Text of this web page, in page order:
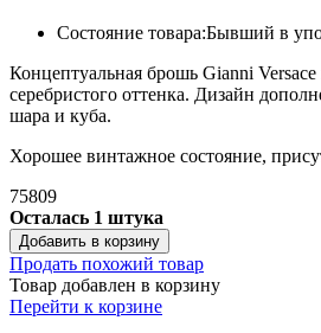
Состояние товара:Бывший в
Концептуальная брошь Gianni
серебристого оттенка. Дизайн
шара и куба.
Хорошее винтажное состояние,
75809
Осталась 1 штука
Добавить в корзину
Продать похожий товар
Товар добавлен в корзину
Перейти к корзине